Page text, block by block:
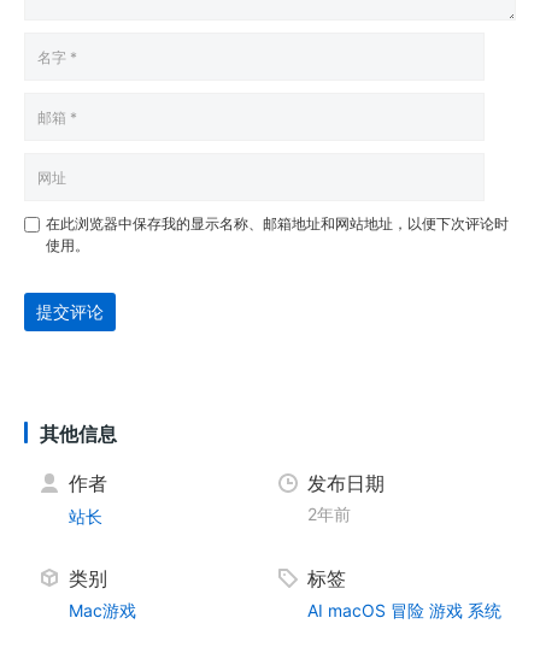
在此浏览器中保存我的显示名称、邮箱地址和网站地址，以便下次评论时
使用。
提交评论
其他信息
作者
站长
发布日期
2年前
类别
Mac游戏
标签
AI macOS 冒险 游戏 系统